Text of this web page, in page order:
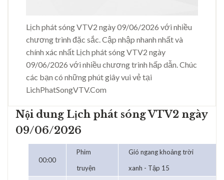
Lịch phát sóng VTV2 ngày 09/06/2026 với nhiều
chương trình đặc sắc. Cập nhập nhanh nhất và
chính xác nhất Lịch phát sóng VTV2 ngày
09/06/2026 với nhiều chương trình hấp dẫn. Chúc
các bạn có những phút giây vui vẻ tại
LichPhatSongVTV.Com
Nội dung Lịch phát sóng VTV2 ngày
09/06/2026
00:00
Phim
truyện
Gió ngang khoảng trời
xanh - Tập 15